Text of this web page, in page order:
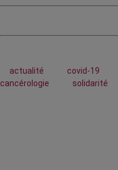
actualité covid-19
cancérologie
solidarité